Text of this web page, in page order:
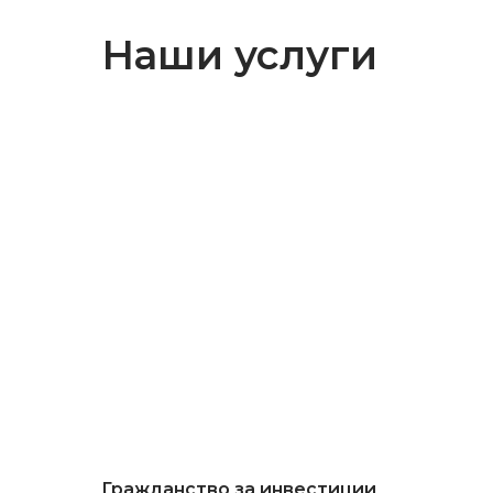
Наши услуги
Гражданство за инвестиции